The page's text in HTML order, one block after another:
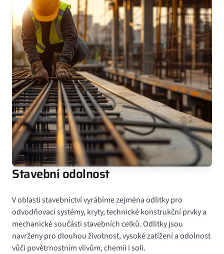
Stavební odolnost
V oblasti stavebnictví vyrábíme zejména odlitky pro
odvodňovací systémy, kryty, technické konstrukční prvky a
mechanické součásti stavebních celků. Odlitky jsou
navrženy pro dlouhou životnost, vysoké zatížení a odolnost
vůči povětrnostním vlivům, chemii i soli.